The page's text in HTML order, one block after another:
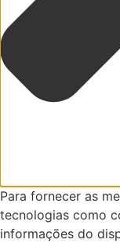
Para fornecer as
tecnologias como
informações do